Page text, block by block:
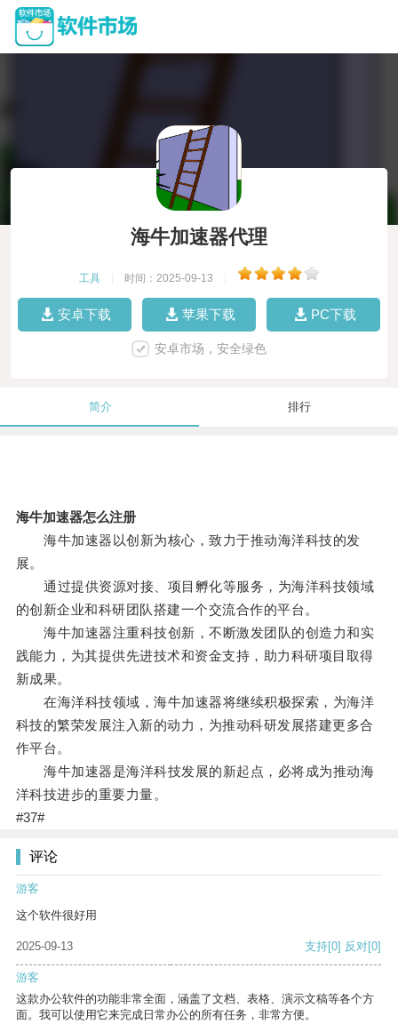
海牛加速器代理
工具 时间：2025-09-13
安卓下载 苹果下载 PC下载
安卓市场，安全绿色
简介 排行
海牛加速器怎么注册
海牛加速器以创新为核心，致力于推动海洋科技的发
展。
通过提供资源对接、项目孵化等服务，为海洋科技领域
的创新企业和科研团队搭建一个交流合作的平台。
海牛加速器注重科技创新，不断激发团队的创造力和实
践能力，为其提供先进技术和资金支持，助力科研项目取得
新成果。
在海洋科技领域，海牛加速器将继续积极探索，为海洋
科技的繁荣发展注入新的动力，为推动科研发展搭建更多合
作平台。
海牛加速器是海洋科技发展的新起点，必将成为推动海
洋科技进步的重要力量。
#37#
评论
游客
这个软件很好用
2025-09-13 支持[0] 反对[0]
游客
这款办公软件的功能非常全面，涵盖了文档、表格、演示文稿等各个方
面。我可以使用它来完成日常办公的所有任务，非常方便。